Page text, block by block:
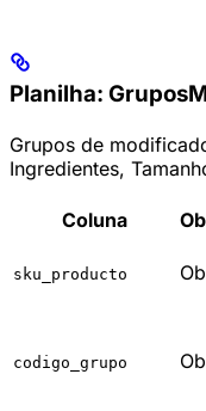
Planilha:
Grupos de
Ingredientes,
Coluna
sku_producto
codigo_grupo